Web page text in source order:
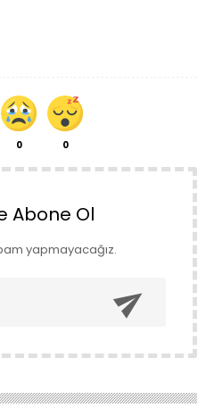
0 0
Abone Ol
yapmayacağız.
